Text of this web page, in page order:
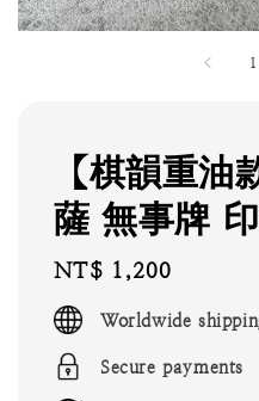
1
【棋韻重油
薩 無事牌
Regular
price
NT$ 1,200
Worldwide
Secure payments